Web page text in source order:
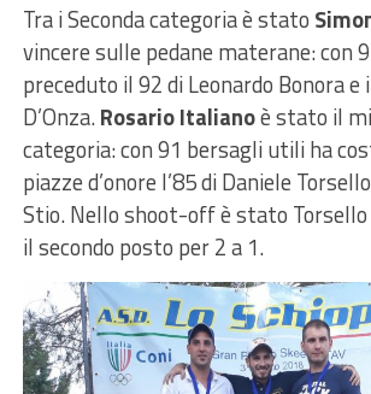
Tra i Seconda categoria è stato
vincere sulle pedane materane: con
preceduto il 92 di Leonardo Bonora e
D’Onza.Rosario Italianoè stato il
categoria: con 91 bersagli utili ha
piazze d’onore l’85 di Daniele
Stio. Nello shoot-off è stato Torsello
il secondo posto per 2 a 1.